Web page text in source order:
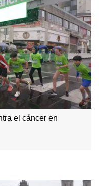
el cáncer en